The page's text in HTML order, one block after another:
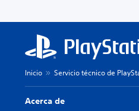
Inicio Servicio técnico de
Acerca de